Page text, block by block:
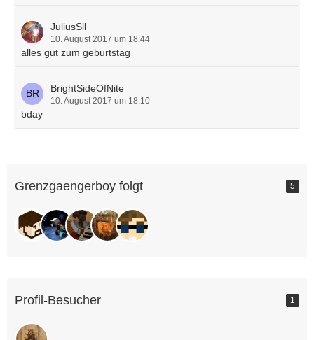
JuliusSll
10. August 2017 um 18:44
alles gut zum geburtstag
BrightSideOfNite
10. August 2017 um 18:10
bday
Grenzgaengerboy folgt 5
Profil-Besucher 1